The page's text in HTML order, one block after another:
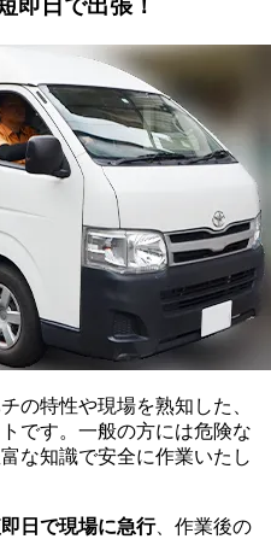
即日で出張！
の特性や現場を熟知した、
です。一般の方には危険な
な知識で安全に作業いたし
日で現場に急行、作業後の